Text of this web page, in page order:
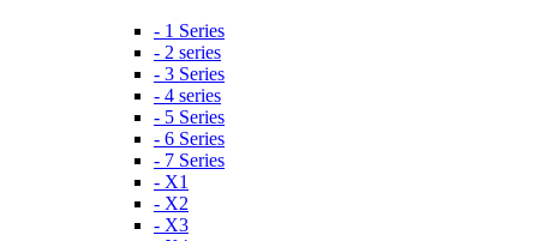
- 1 Series
- 2 series
- 3 Series
- 4 series
- 5 Series
- 6 Series
- 7 Series
- X1
- X2
- X3